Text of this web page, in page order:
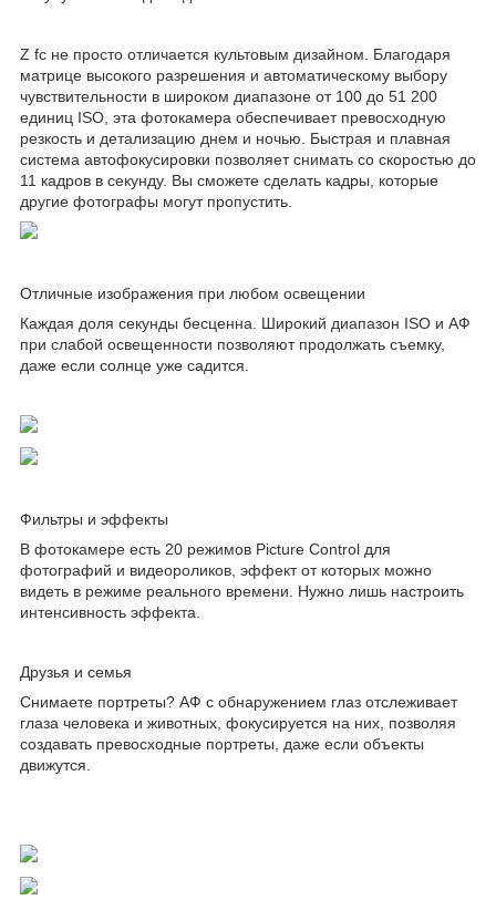
Z fc не просто отличается культовым дизайном. Благодаря
матрице высокого разрешения и автоматическому выбору
чувствительности в широком диапазоне от 100 до 51 200
единиц ISO, эта фотокамера обеспечивает превосходную
резкость и детализацию днем и ночью. Быстрая и плавная
система автофокусировки позволяет снимать со скоростью до
11 кадров в секунду. Вы сможете сделать кадры, которые
другие фотографы могут пропустить.
Отличные изображения при любом освещении
Каждая доля секунды бесценна. Широкий диапазон ISO и АФ
при слабой освещенности позволяют продолжать съемку,
даже если солнце уже садится.
Фильтры и эффекты
В фотокамере есть 20 режимов Picture Control для
фотографий и видеороликов, эффект от которых можно
видеть в режиме реального времени. Нужно лишь настроить
интенсивность эффекта.
Друзья и семья
Снимаете портреты? АФ с обнаружением глаз отслеживает
глаза человека и животных, фокусируется на них, позволяя
создавать превосходные портреты, даже если объекты
движутся.